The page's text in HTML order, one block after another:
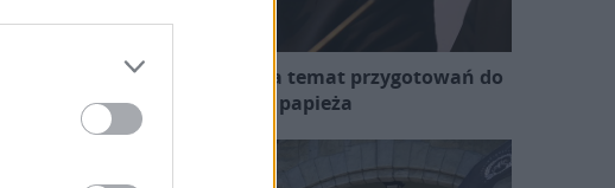
Przewodniczący KEP na temat przygotowań do
wizyty papieża